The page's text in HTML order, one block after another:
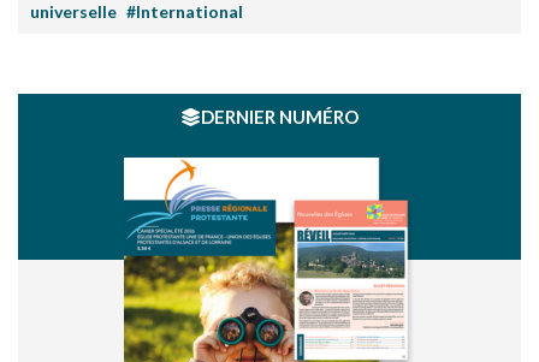
universelle #International
DERNIER NUMÉRO